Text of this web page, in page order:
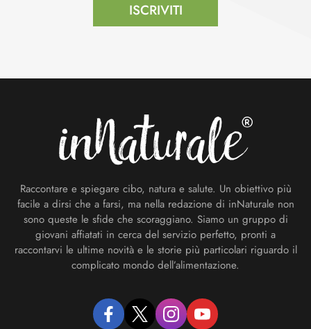
ISCRIVITI
Raccontare e spiegare cibo, natura e salute. Un obiettivo più
facile a dirsi che a farsi, ma nella redazione di inNaturale non
sono queste le sfide che scoraggiano. Siamo un gruppo di
giovani affiatati in cerca del servizio perfetto, pronti a
raccontarvi le ultime novità e le storie più particolari riguardo il
complicato mondo dell’alimentazione.
facebooktwitter instagramyoutube